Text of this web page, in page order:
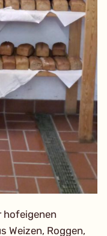
hofeigenen
Weizen, Roggen,